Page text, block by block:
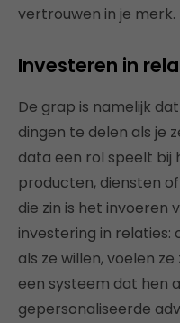
vertrouwen in je merk.
Investeren in
De grap is namelijk
dingen te delen als je
data een rol speelt bij
producten, diensten
die zin is het invoeren
investering in relaties:
als ze willen, voelen
een systeem dat hen
gepersonaliseerde